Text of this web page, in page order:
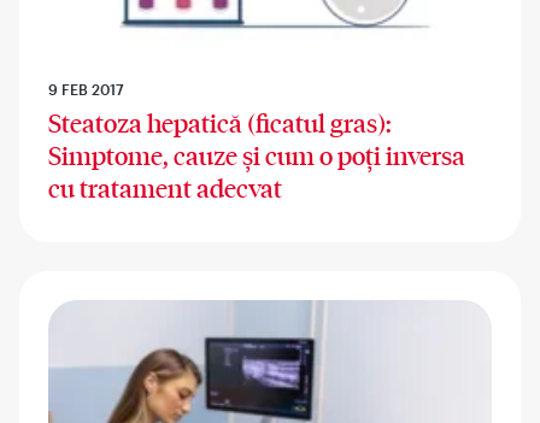
9 FEB 2017
Steatoza hepatică (ficatul gras):
Simptome, cauze și cum o poți inversa
cu tratament adecvat